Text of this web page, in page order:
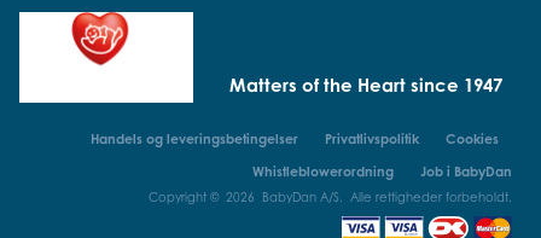
Matters of the Heart since 1947
Handels og leveringsbetingelser Privatlivspolitik
Cookies
Whistleblowerordning
Job i BabyDan
Copyright © 2026 BabyDan A/S. Alle rettigheder forbeholdt.